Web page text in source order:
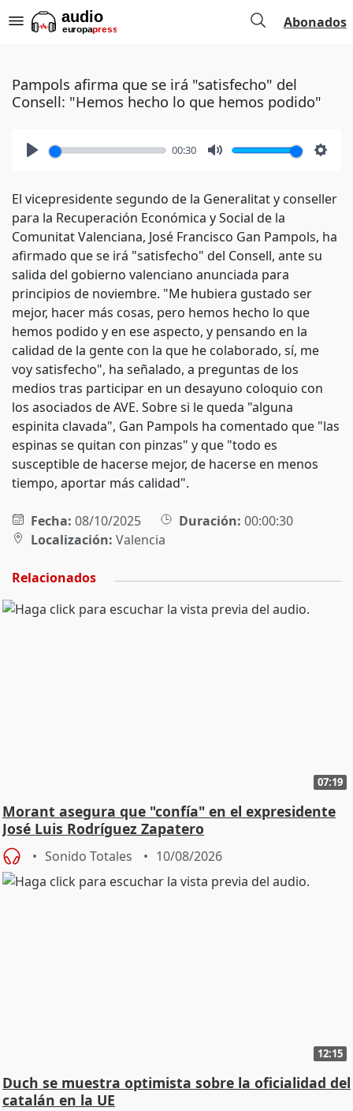
Abonados
Pampols afirma que se irá "satisfecho" del
Consell: "Hemos hecho lo que hemos podido"
00:30
El vicepresidente segundo de la Generalitat y conseller
para la Recuperación Económica y Social de la
Comunitat Valenciana, José Francisco Gan Pampols, ha
afirmado que se irá "satisfecho" del Consell, ante su
salida del gobierno valenciano anunciada para
principios de noviembre. "Me hubiera gustado ser
mejor, hacer más cosas, pero hemos hecho lo que
hemos podido y en ese aspecto, y pensando en la
calidad de la gente con la que he colaborado, sí, me
voy satisfecho", ha señalado, a preguntas de los
medios tras participar en un desayuno coloquio con
los asociados de AVE. Sobre si le queda "alguna
espinita clavada", Gan Pampols ha comentado que "las
espinas se quitan con pinzas" y que "todo es
susceptible de hacerse mejor, de hacerse en menos
tiempo, aportar más calidad".
Fecha: 08/10/2025 Duración: 00:00:30
Localización: Valencia
Relacionados
07:19
Morant asegura que "confía" en el expresidente
José Luis Rodríguez Zapatero
Sonido Totales 10/08/2026
12:15
Duch se muestra optimista sobre la oficialidad del
catalán en la UE